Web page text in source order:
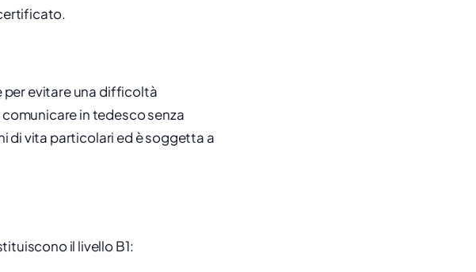
per evitare una difficoltà
in tedesco senza
di vita particolari ed è soggetta a
il livello B1: